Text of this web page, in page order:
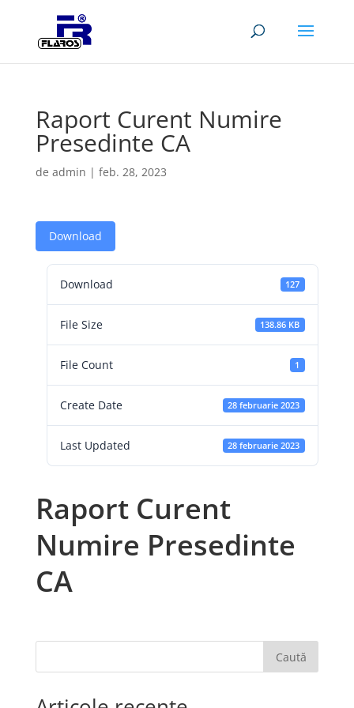
Raport Curent Numire
Presedinte CA
de admin | feb. 28, 2023
Download
Download 127
File Size 138.86 KB
File Count 1
Create Date 28 februarie 2023
Last Updated 28 februarie 2023
Raport Curent
Numire Presedinte
CA
Caută